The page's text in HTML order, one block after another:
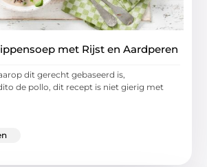
met Rijst en Aardperen
dit gerecht gebaseerd is,
de pollo, dit recept is niet gierig met